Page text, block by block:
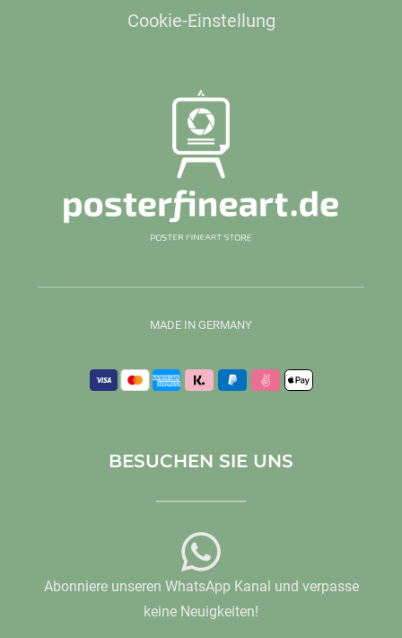
Cookie-Einstellung
MADE IN GERMANY
BESUCHEN SIE UNS
Abonniere unseren WhatsApp Kanal und verpasse
keine Neuigkeiten!